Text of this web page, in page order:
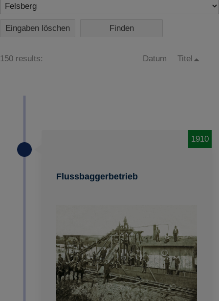
Eingaben löschen
150 results: Datum Titel
Flussbaggerbetrieb
1910